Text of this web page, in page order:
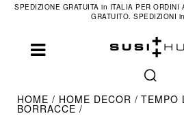
SPEDIZIONE GRATUITA in ITALIA PER
GRATUITO. SPEDIZIONI
HOME HOME DECOR TEMPO
BORRACCE